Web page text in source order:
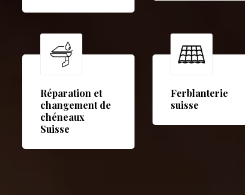
Réparation et
changement de
chéneaux
Suisse
Ferblanterie
suisse